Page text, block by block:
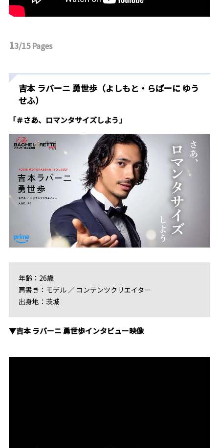
13/15Pages
吉本 ラバーニ 勇世歩（よしもと・らばーに ゆう
せふ）
「＃さあ、ロマンタサイズしよう」
年齢：26歳
肩書き：モデル ／ コンテンツクリエイター
出身地：茨城
▼吉本 ラバーニ 勇世歩インタビュー映像